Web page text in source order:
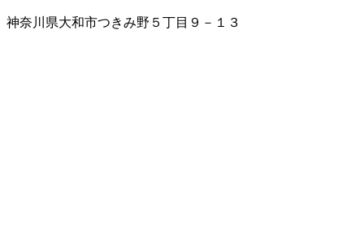
神奈川県大和市つきみ野５丁目９－１３